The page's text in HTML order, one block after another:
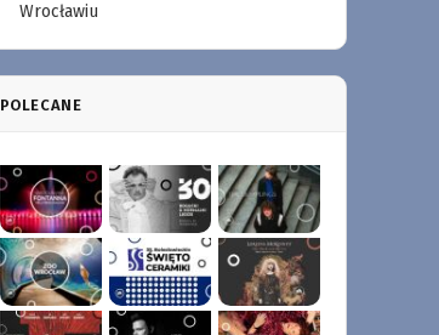
Wrocławiu
POLECANE